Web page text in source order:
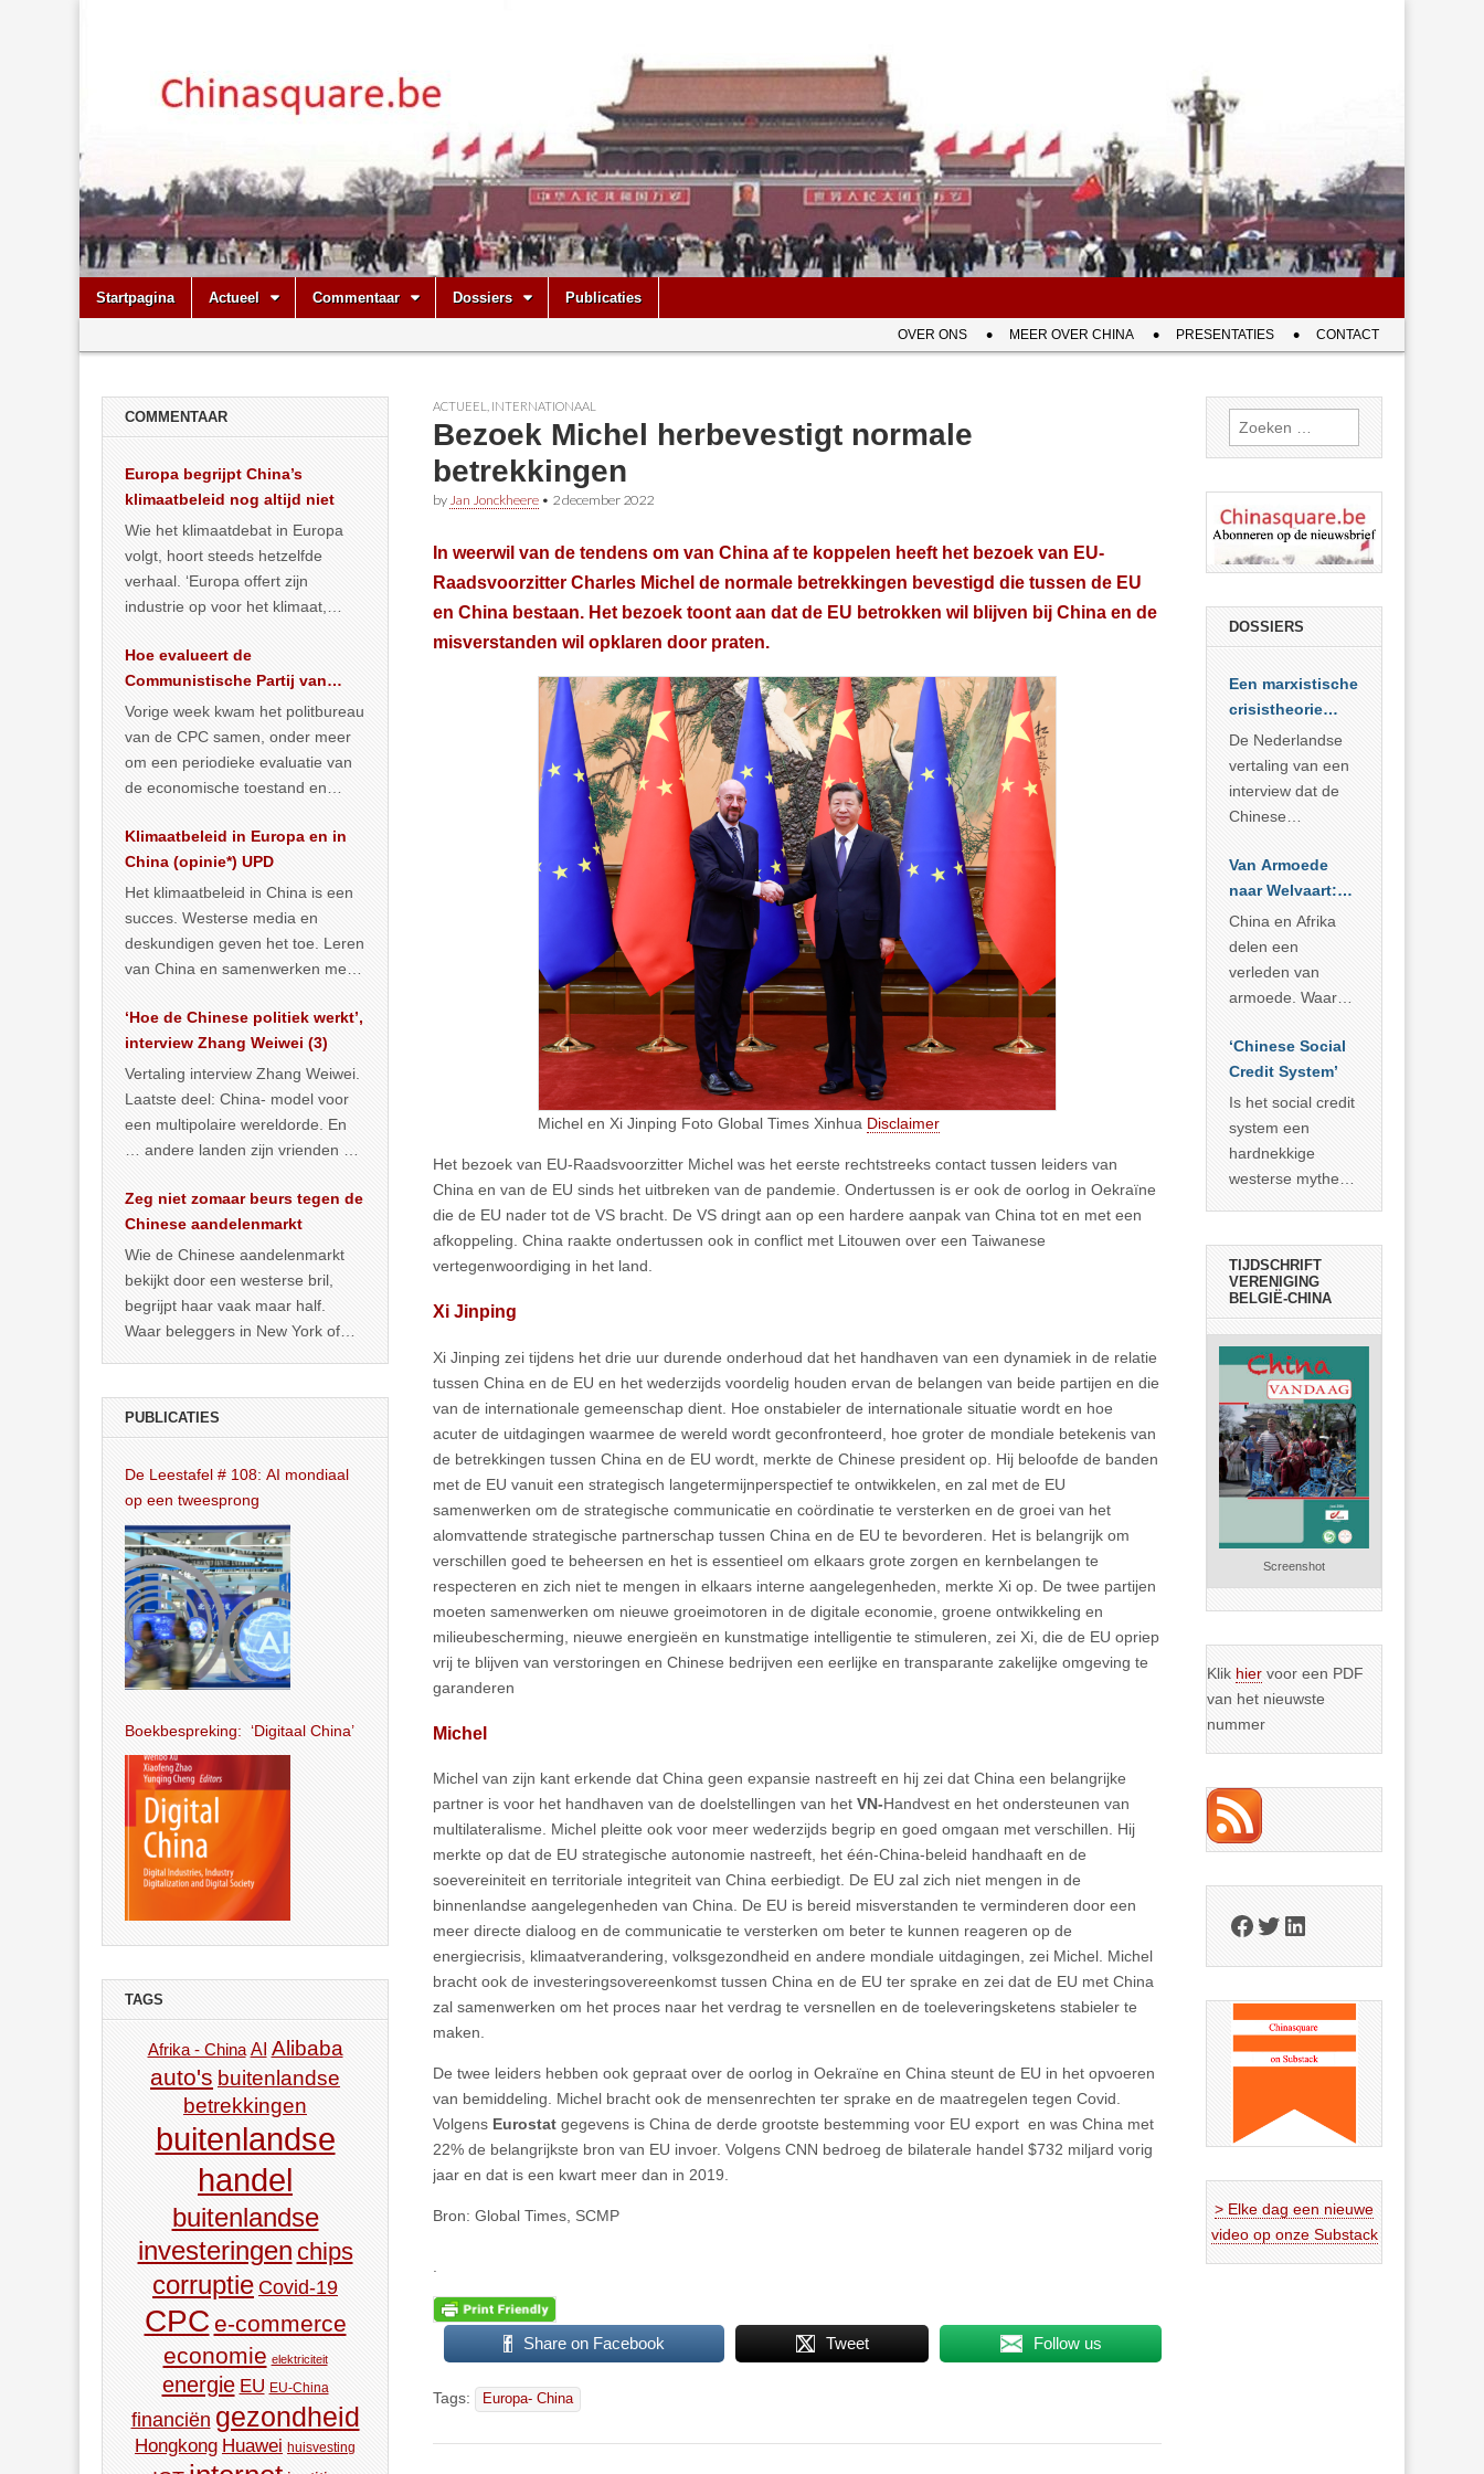
Chinasquare.be
Main
menu
Skip
Startpagina Actueel Commentaar Dossiers Publicaties
menu
OVER ONS MEER OVER CHINA PRESENTATIES CONTACT
ACTUEEL INTERNATIONAAL
Bezoek Michel herbevestigt normale
betrekkingen
by Jan Jonckheere • 2 december 2022
In weerwil van de tendens om van China af te koppelen heeft het bezoek van EU-
Raadsvoorzitter Charles Michel de normale betrekkingen bevestigd die tussen de EU
en China bestaan. Het bezoek toont aan dat de EU betrokken wil blijven bij China en de
misverstanden wil opklaren door praten.
Michel en Xi Jinping Foto Global Times Xinhua Disclaimer
Het bezoek van EU-Raadsvoorzitter Michel was het eerste rechtstreeks contact tussen leiders van
China en van de EU sinds het uitbreken van de pandemie. Ondertussen is er ook de oorlog in Oekraïne
die de EU nader tot de VS bracht. De VS dringt aan op een hardere aanpak van China tot en met een
afkoppeling. China raakte ondertussen ook in conflict met Litouwen over een Taiwanese
vertegenwoordiging in het land.
Xi Jinping
Xi Jinping zei tijdens het drie uur durende onderhoud dat het handhaven van een dynamiek in de relatie
tussen China en de EU en het wederzijds voordelig houden ervan de belangen van beide partijen en die
van de internationale gemeenschap dient. Hoe onstabieler de internationale situatie wordt en hoe
acuter de uitdagingen waarmee de wereld wordt geconfronteerd, hoe groter de mondiale betekenis van
de betrekkingen tussen China en de EU wordt, merkte de Chinese president op. Hij beloofde de banden
met de EU vanuit een strategisch langetermijnperspectief te ontwikkelen, en zal met de EU
samenwerken om de strategische communicatie en coördinatie te versterken en de groei van het
alomvattende strategische partnerschap tussen China en de EU te bevorderen.
Het is belangrijk om
verschillen goed te beheersen en het is essentieel om elkaars grote zorgen en kernbelangen te
respecteren en zich niet te mengen in elkaars interne aangelegenheden, merkte Xi op. De twee partijen
moeten samenwerken om nieuwe groeimotoren in de digitale economie, groene ontwikkeling en
milieubescherming, nieuwe energieën en kunstmatige intelligentie te stimuleren, zei Xi, die de EU opriep
vrij te blijven van verstoringen en Chinese bedrijven een eerlijke en transparante zakelijke omgeving te
garanderen
Michel
Michel van zijn kant erkende dat China geen expansie nastreeft en hij zei dat China een belangrijke
partner is voor het handhaven van de doelstellingen van het VN-Handvest en het ondersteunen van
multilateralisme. Michel pleitte ook voor meer wederzijds begrip en goed omgaan met verschillen. Hij
merkte op dat de EU strategische autonomie nastreeft, het één-China-beleid handhaaft en de
soevereiniteit en territoriale integriteit van China eerbiedigt. De EU zal zich niet mengen in de
binnenlandse aangelegenheden van China. De EU is bereid misverstanden te verminderen door een
meer directe dialoog en de communicatie te versterken om beter te kunnen reageren op de
energiecrisis, klimaatverandering, volksgezondheid en andere mondiale uitdagingen, zei Michel. Michel
bracht ook de investeringsovereenkomst tussen China en de EU ter sprake en zei dat de EU met China
zal samenwerken om het proces naar het verdrag te versnellen en de toeleveringsketens stabieler te
maken.
De twee leiders hebben ook gepraat over de oorlog in Oekraïne en China steunt de EU in het opvoeren
van bemiddeling. Michel bracht ook de mensenrechten ter sprake en de maatregelen tegen Covid.
Volgens Eurostat gegevens is China de derde grootste bestemming voor EU export en was China met
22% de belangrijkste bron van EU invoer. Volgens CNN bedroeg de bilaterale handel $732 miljard vorig
jaar en dat is een kwart meer dan in 2019.
Bron: Global Times, SCMP
.
Share on Facebook Tweet Follow us
Tags: Europa- China
COMMENTAAR
Europa begrijpt China’s
klimaatbeleid nog altijd niet
Wie het klimaatdebat in Europa
volgt, hoort steeds hetzelfde
verhaal. ‘Europa offert zijn
industrie op voor het klimaat,
vergroening… >> lees meer
Hoe evalueert de
Communistische Partij van
China de economische
situatie?
Vorige week kwam het politbureau
van de CPC samen, onder meer
om een periodieke evaluatie van
de economische toestand en
publiceerden… >> lees meer
Klimaatbeleid in Europa en in
China (opinie*) UPD
Het klimaatbeleid in China is een
succes. Westerse media en
deskundigen geven het toe. Leren
van China en samenwerken met
… >> lees meer
‘Hoe de Chinese politiek werkt’,
interview Zhang Weiwei (3)
Vertaling interview Zhang Weiwei.
Laatste deel: China- model voor
een multipolaire wereldorde. En
… andere landen zijn vrienden of
Zeg niet zomaar beurs tegen de
Chinese aandelenmarkt
Wie de Chinese aandelenmarkt
bekijkt door een westerse bril,
begrijpt haar vaak maar half.
Waar beleggers in New York of
PUBLICATIES
De Leestafel # 108: AI mondiaal
op een tweesprong
Boekbespreking: ‘Digitaal China’
TAGS
Afrika - China AI Alibaba
auto's buitenlandse
betrekkingen
buitenlandse
handel
buitenlandse
investeringen chips
corruptie Covid-19
CPC e-commerce
economie elektriciteit
energie EU EU-China
financiën gezondheid
Hongkong Huawei huisvesting
Zoeken
naar:
DOSSIERS
Een marxistische
crisistheorie
voor vandaag
De Nederlandse
vertaling van een
interview dat de
Chinese
Sociale
Wetenschappen
afnam van de
Britse
marxistische
econoom Michael
zien dat
… >> lees meer
Van Armoede
naar Welvaart:
Wat Afrika kan
leren van
China’s
economisch
China en Afrika
delen een
verleden van
armoede. Waar
voorbije veertig
jaar in slaagde
meer dan 800
miljoen mensen
uit de armoede
… >> lees meer
‘Chinese Social
Credit System’
Is het social credit
system een
hardnekkige
westerse mythe of
TIJDSCHRIFT
VERENIGING
BELGIË-CHINA
Screenshot
Klik hier voor een PDF
van het nieuwste
nummer
Facebook
Twitter
LinkedIn
> Elke dag een nieuwe
video op onze Substack